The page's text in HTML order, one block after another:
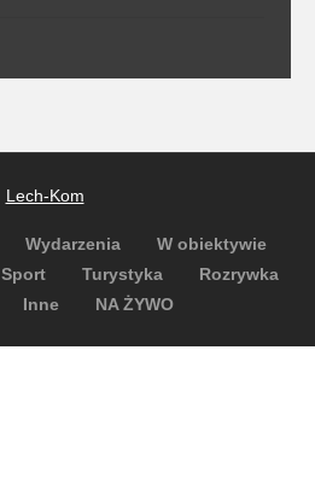
Lech-Kom
Wydarzenia
W obiektywie
Sport Turystyka
Rozrywka
Inne NA ŻYWO